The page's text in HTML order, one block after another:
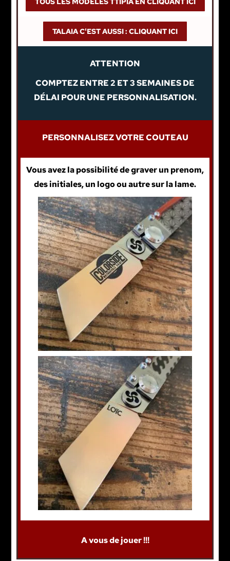
TALAIA C'EST AUSSI : CLIQUANT ICI
ATTENTION
COMPTEZ ENTRE 2 ET 3 SEMAINES DE
DÉLAI POUR UNE PERSONNALISATION.
PERSONNALISEZ VOTRE COUTEAU
Vous avez la possibilité de graver un prenom,
des initiales, un logo ou autre sur la lame.
A vous de jouer !!!